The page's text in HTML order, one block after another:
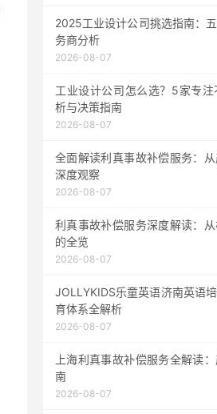
2025工业设计公司挑选指南：
务商分析
2026-08-07
工业设计公司怎么选？5家专
析与决策指南
2026-08-07
全面解读利真事故补偿服务：
深度观察
2026-08-07
利真事故补偿服务深度解读：
的全览
2026-08-07
JOLLYKIDS乐童英语济南英语
育体系全解析
2026-08-07
上海利真事故补偿服务全解读
南
2026-08-07